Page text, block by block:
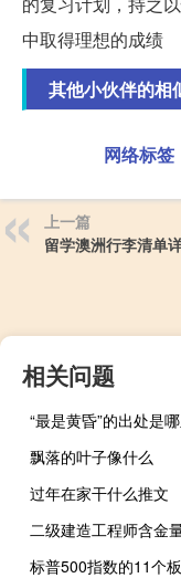
中取得理想的成绩
其他小伙伴的相
网络标签
上一篇
留学澳洲行李清单
相关问题
“最是黄昏”的出处是
飘落的叶子像什么
过年在家干什么推文